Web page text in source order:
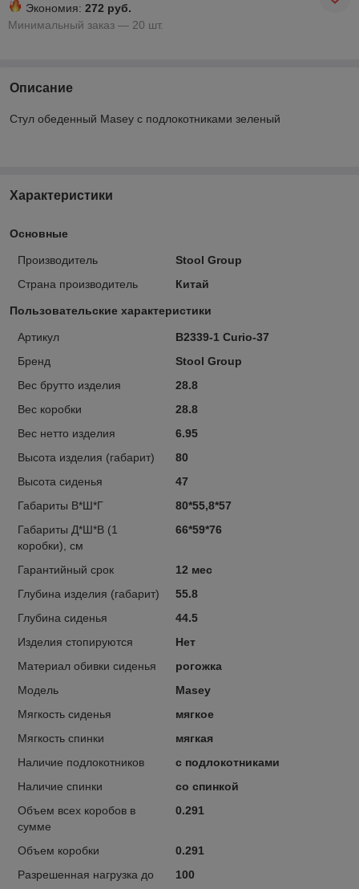
Экономия: 272 руб.
Минимальный заказ — 20 шт.
Описание
Стул обеденный Masey с подлокотниками зеленый
Характеристики
Основные
Производитель
Stool Group
Страна производитель
Китай
Пользовательские характеристики
Артикул
B2339-1 Curio-37
Бренд
Stool Group
Вес брутто изделия
28.8
Вес коробки
28.8
Вес нетто изделия
6.95
Высота изделия (габарит)
80
Высота сиденья
47
Габариты В*Ш*Г
80*55,8*57
Габариты Д*Ш*В (1
коробки), см
66*59*76
Гарантийный срок
12 мес
Глубина изделия (габарит)
55.8
Глубина сиденья
44.5
Изделия стопируются
Нет
Материал обивки сиденья
рогожка
Модель
Masey
Мягкость сиденья
мягкое
Мягкость спинки
мягкая
Наличие подлокотников
с подлокотниками
Наличие спинки
со спинкой
Объем всех коробов в
сумме
0.291
Объем коробки
0.291
Разрешенная нагрузка до
100